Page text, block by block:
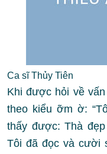
Ca sĩ Thủy Tiên
Khi được hỏi về
theo kiểu ỡm ờ:
thấy được: Thà
Tôi đã đọc và cười